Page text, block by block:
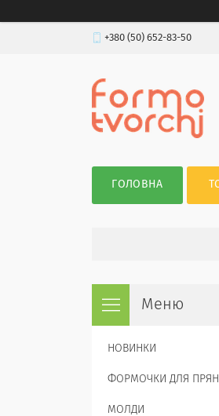
+380 (50) 652-83-50
ГОЛОВНА
НОВИНКИ
ФОРМОЧКИ ДЛЯ
МОЛДИ